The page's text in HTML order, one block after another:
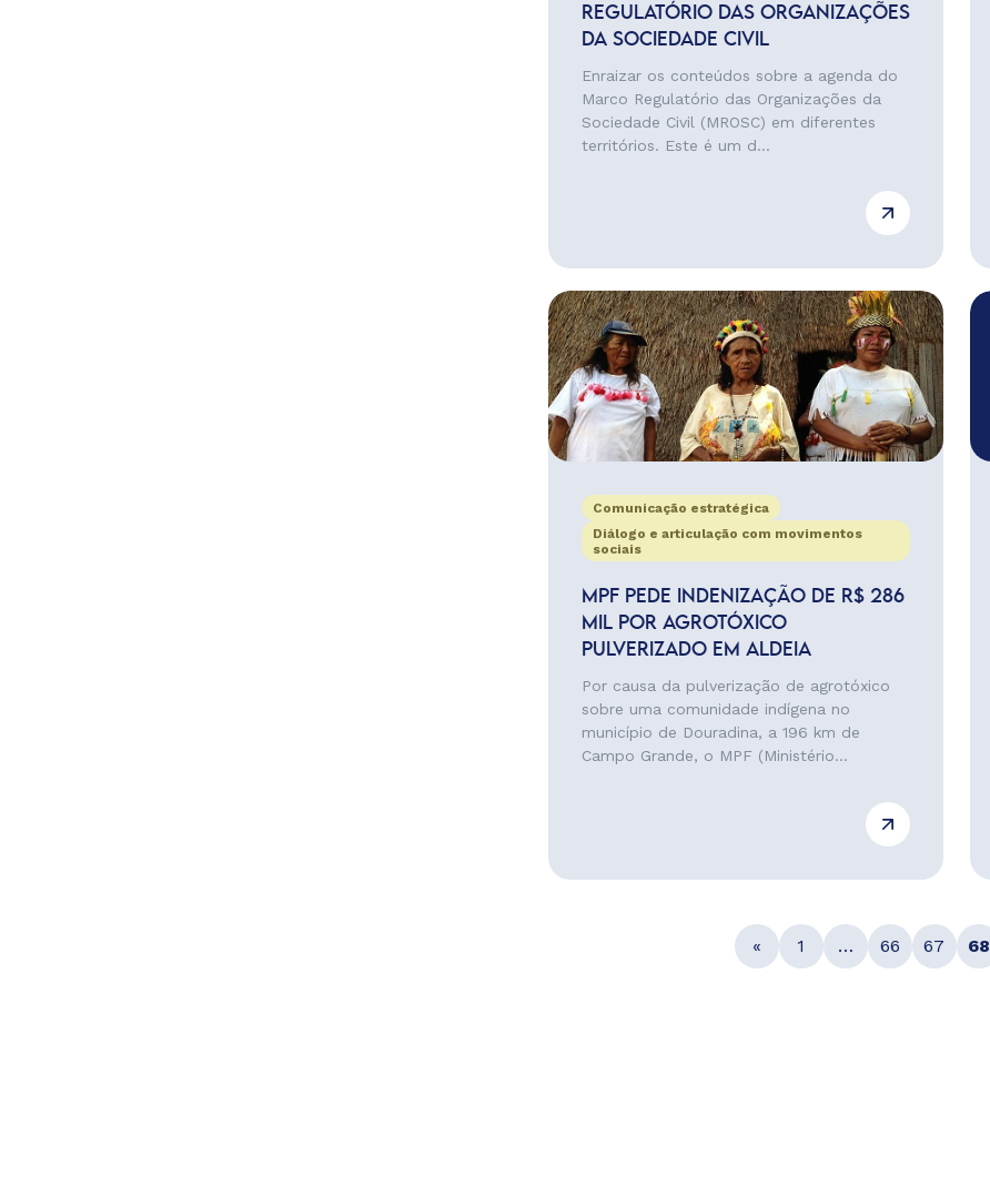
REGULATÓRIO DAS ORGANIZAÇÕES
DA SOCIEDADE CIVIL
Enraizar os conteúdos sobre a agenda do
Marco Regulatório das Organizações da
Sociedade Civil (MROSC) em diferentes
territórios. Este é um d...
Comunicação estratégica
Diálogo e articulação com movimentos
sociais
MPF PEDE INDENIZAÇÃO DE R$ 286
MIL POR AGROTÓXICO
PULVERIZADO EM ALDEIA
Por causa da pulverização de agrotóxico
sobre uma comunidade indígena no
município de Douradina, a 196 km de
Campo Grande, o MPF (Ministério...
« 1 … 66 67 68